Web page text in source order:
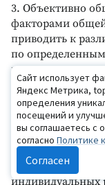
3. Объективно
факторами
приводить к
по
индивидуальные
особенностями
тех же средовых
необходимость
4. Соотношение
индивидуальных
Сайт использует
Яндекс Метрика,
определения
посещений и
вы соглашаетесь с
согласно Политике
Согласен